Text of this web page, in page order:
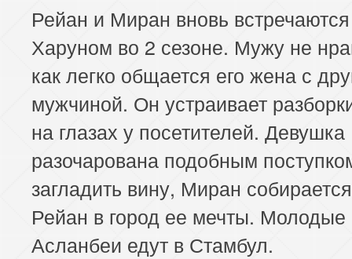
Рейан и Миран вновь
Харуном во 2 сезоне. Мужу не
как легко общается его жена с
мужчиной. Он устраивает
на глазах у посетителей. Девушка
разочарована подобным
загладить вину, Миран
Рейан в город ее мечты. Молодые
Асланбеи едут в Стамбул.